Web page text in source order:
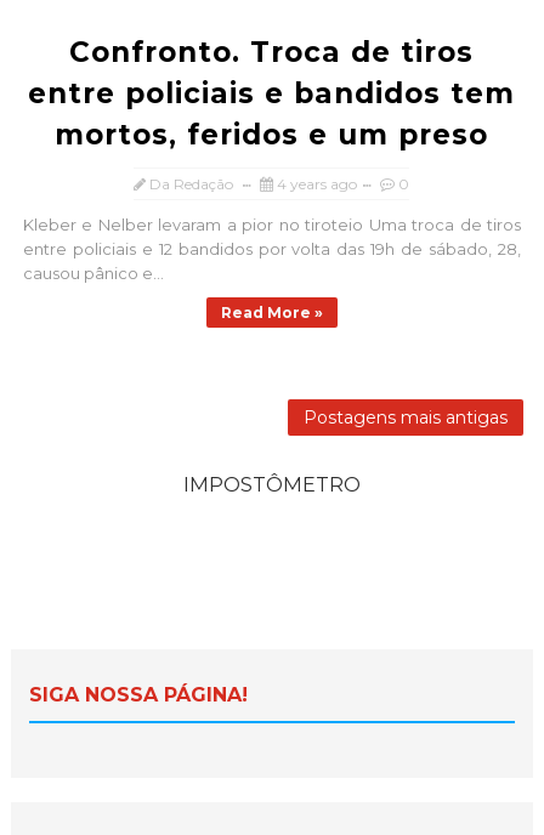
Confronto. Troca de tiros
entre policiais e bandidos tem
mortos, feridos e um preso
Da Redação 4 years ago 0
Kleber e Nelber levaram a pior no tiroteio Uma troca de tiros
entre policiais e 12 bandidos por volta das 19h de sábado, 28,
causou pânico e...
Read More »
Postagens mais antigas
IMPOSTÔMETRO
SIGA NOSSA PÁGINA!